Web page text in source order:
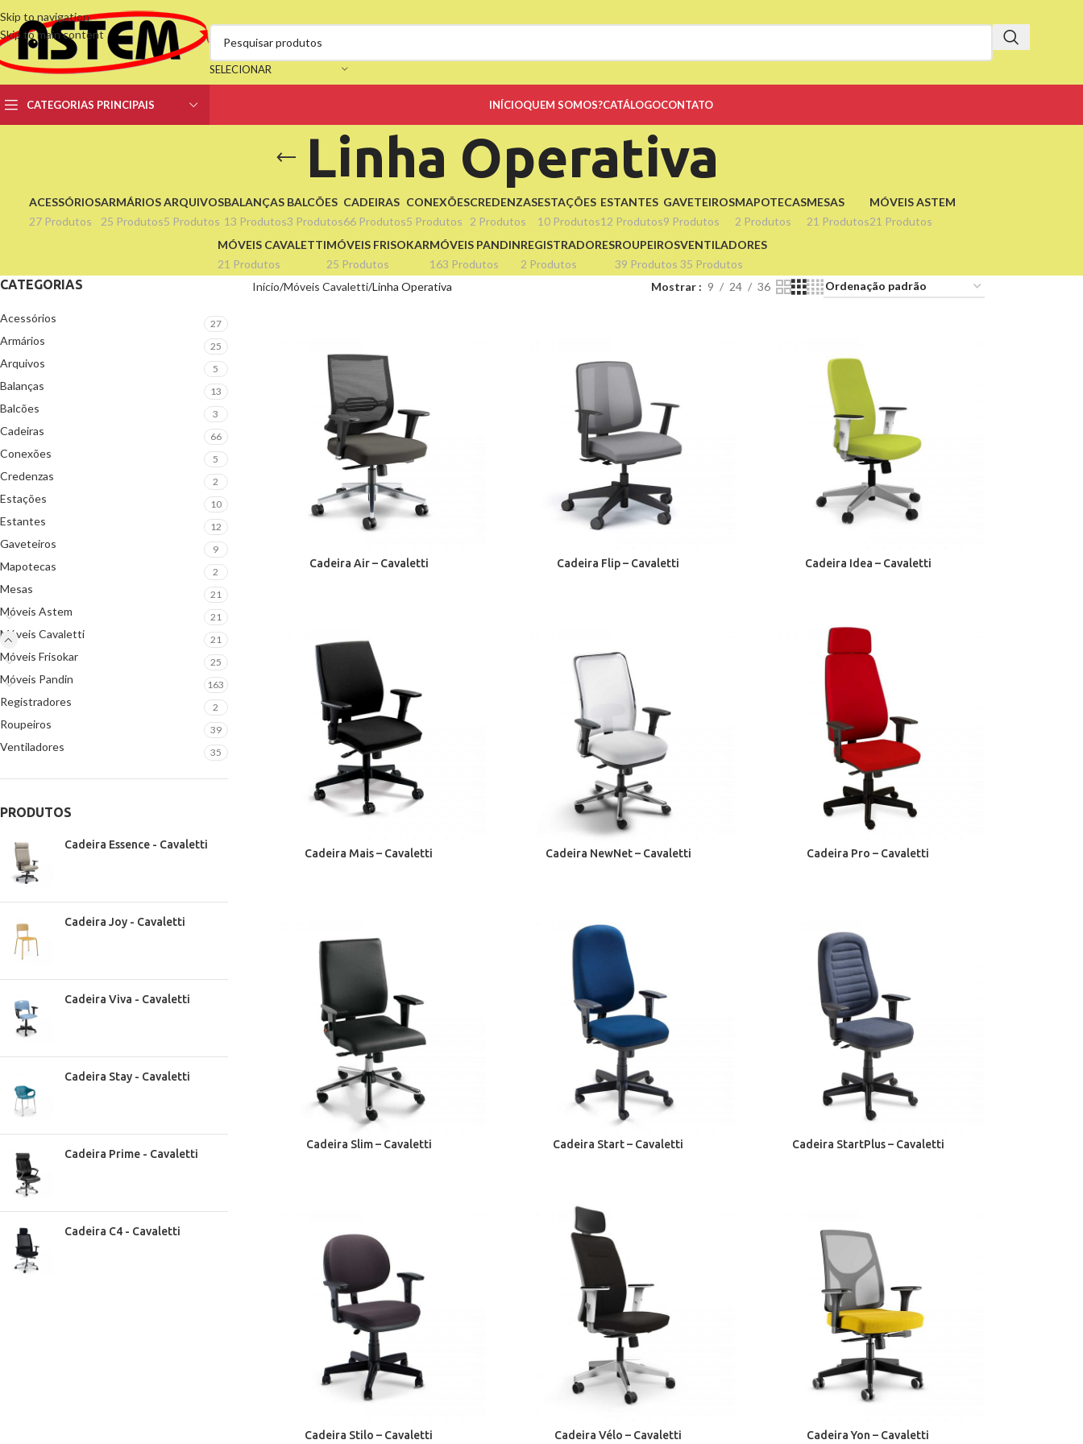
Skip to navigation
Skip to main content
SELECIONAR
CATEGORIAS PRINCIPAIS INÍCIOQUEM SOMOS?CATÁLOGOCONTATO
Linha Operativa
ACESSÓRIOS
27 Produtos
ARMÁRIOS
25 Produtos
ARQUIVOS
5 Produtos
BALANÇAS
13 Produtos
BALCÕES
3 Produtos
CADEIRAS
66 Produtos
CONEXÕES
5 Produtos
CREDENZAS
2 Produtos
ESTAÇÕES
10 Produtos
ESTANTES
12 Produtos
GAVETEIROS
9 Produtos
MAPOTECAS
2 Produtos
MESAS
21 Produtos
MÓVEIS ASTEM
21 Produtos
MÓVEIS CAVALETTI
21 Produtos
MÓVEIS FRISOKAR
25 Produtos
MÓVEIS PANDIN
163 Produtos
REGISTRADORES
2 Produtos
ROUPEIROS
39 Produtos
VENTILADORES
35 Produtos
CATEGORIAS
Acessórios 27
Armários 25
Arquivos 5
Balanças 13
Balcões 3
Cadeiras 66
Conexões 5
Credenzas 2
Estações 10
Estantes 12
Gaveteiros 9
Mapotecas 2
Mesas 21
Móveis Astem 21
Móveis Cavaletti 21
Móveis Frisokar 25
Móveis Pandin 163
Registradores 2
Roupeiros 39
Ventiladores 35
PRODUTOS
Cadeira Essence - Cavaletti
Cadeira Joy - Cavaletti
Cadeira Viva - Cavaletti
Cadeira Stay - Cavaletti
Cadeira Prime - Cavaletti
Cadeira C4 - Cavaletti
Início Móveis Cavaletti Linha Operativa Mostrar 9 24 36
Cadeira Air – Cavaletti Cadeira Flip – Cavaletti Cadeira Idea – Cavaletti
Cadeira Mais – Cavaletti Cadeira NewNet – Cavaletti Cadeira Pro – Cavaletti
Cadeira Slim – Cavaletti Cadeira Start – Cavaletti Cadeira StartPlus – Cavaletti
Cadeira Stilo – Cavaletti Cadeira Vélo – Cavaletti Cadeira Yon – Cavaletti